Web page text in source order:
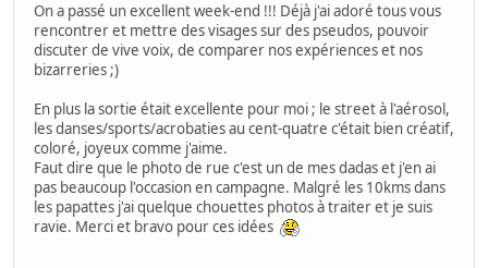
On a passé un excellent week-end !!! Déjà j'ai adoré tous vous
rencontrer et mettre des visages sur des pseudos, pouvoir
discuter de vive voix, de comparer nos expériences et nos
bizarreries ;)
En plus la sortie était excellente pour moi ; le street à l'aérosol,
les danses/sports/acrobaties au cent-quatre c'était bien créatif,
coloré, joyeux comme j'aime.
Faut dire que le photo de rue c'est un de mes dadas et j'en ai
pas beaucoup l'occasion en campagne. Malgré les 10kms dans
les papattes j'ai quelque chouettes photos à traiter et je suis
ravie. Merci et bravo pour ces idées